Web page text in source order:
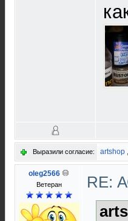
Выразили согласие: artshop ,
oleg2566
Ветеран RE: